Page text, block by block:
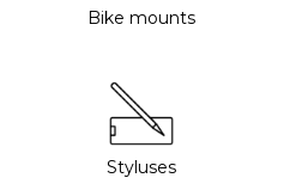
Bike mounts
Styluses